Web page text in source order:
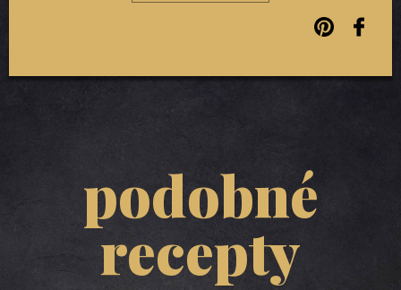
podobné
recepty